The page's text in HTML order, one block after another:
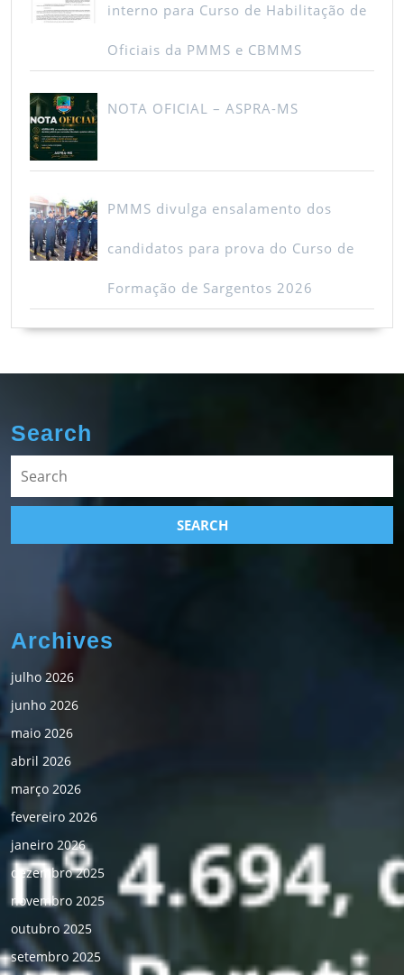
interno para Curso de Habilitação de
Oficiais da PMMS e CBMMS
NOTA OFICIAL – ASPRA-MS
PMMS divulga ensalamento dos
candidatos para prova do Curso de
Formação de Sargentos 2026
Search
for:
Archives
julho 2026
junho 2026
maio 2026
abril 2026
março 2026
fevereiro 2026
janeiro 2026
dezembro 2025
novembro 2025
outubro 2025
setembro 2025